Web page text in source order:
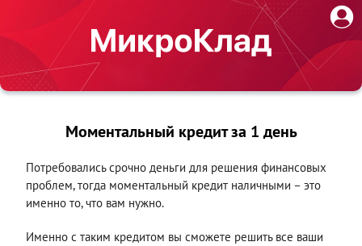
Моментальный кредит за 1 день
Потребовались срочно деньги для решения финансовых
проблем, тогда моментальный кредит наличными – это
именно то, что вам нужно.
Именно с таким кредитом вы сможете решить все ваши